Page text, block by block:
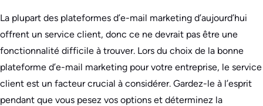
La plupart des plateformes d’e-mail marketing d’aujourd’hui
offrent un service client, donc ce ne devrait pas être une
fonctionnalité difficile à trouver. Lors du choix de la bonne
plateforme d’e-mail marketing pour votre entreprise, le service
client est un facteur crucial à considérer. Gardez-le à l’esprit
pendant que vous pesez vos options et déterminez la